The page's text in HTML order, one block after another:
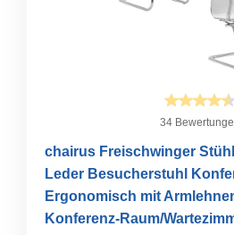
34
chairus Freischwinger
Leder Besucherstuhl
Ergonomisch mit
Konferenz-Raum/